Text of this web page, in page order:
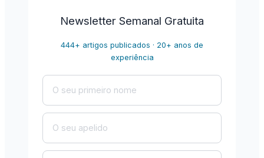
Newsletter Semanal Gratuita
444+ artigos publicados · 20+ anos de
experiência